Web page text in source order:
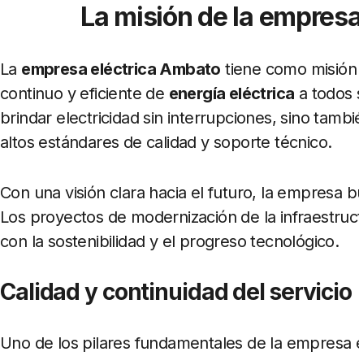
La misión de la
La empresa eléctrica Ambato tiene como
continuo y eficiente de energía eléctrica a todos
brindar electricidad sin interrupciones, sino
altos estándares de calidad y soporte técnico.
Con una visión clara hacia el futuro, la empresa
Los proyectos de modernización de la
con la sostenibilidad y el progreso tecnológico.
Calidad y continuidad del servicio
Uno de los pilares fundamentales de la empresa